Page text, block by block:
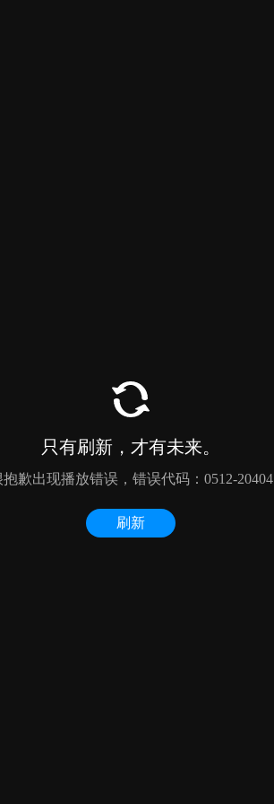
只有刷新，才有未来。
抱歉出现播放错误，错误代码：0512-20404
刷新